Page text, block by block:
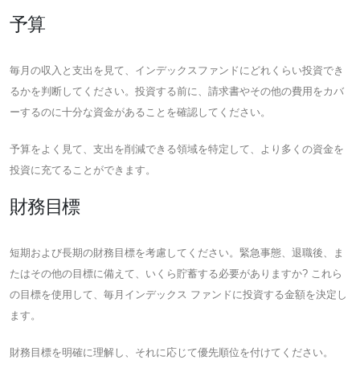
予算
毎月の収入と支出を見て、インデックスファンドにどれくらい投資でき
るかを判断してください。投資する前に、請求書やその他の費用をカバ
ーするのに十分な資金があることを確認してください。
予算をよく見て、支出を削減できる領域を特定して、より多くの資金を
投資に充てることができます。
財務目標
短期および長期の財務目標を考慮してください。緊急事態、退職後、ま
たはその他の目標に備えて、いくら貯蓄する必要がありますか? これら
の目標を使用して、毎月インデックス ファンドに投資する金額を決定し
ます。
財務目標を明確に理解し、それに応じて優先順位を付けてください。